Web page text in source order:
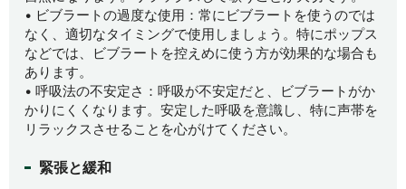
• ビブラートの過度な使用：常にビブラートを使うのでは
なく、適切なタイミングで使用しましょう。特にポップス
などでは、ビブラートを控えめに使う方が効果的な場合も
あります。
• 呼吸法の不安定さ：呼吸が不安定だと、ビブラートがか
かりにくくなります。安定した呼吸を意識し、特に声帯を
リラックスさせることを心がけてください。
緊張と緩和